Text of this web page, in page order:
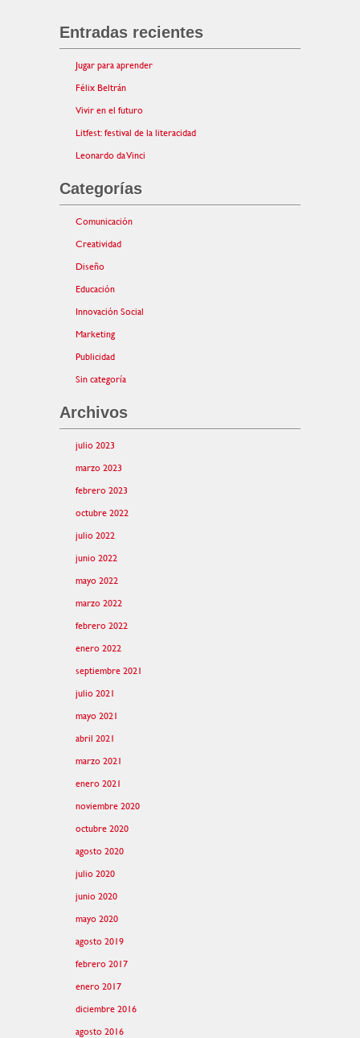
Entradas recientes
Jugar para aprender
Félix Beltrán
Vivir en el futuro
Litfest: festival de la literacidad
Leonardo da Vinci
Categorías
Comunicación
Creatividad
Diseño
Educación
Innovación Social
Marketing
Publicidad
Sin categoría
Archivos
julio 2023
marzo 2023
febrero 2023
octubre 2022
julio 2022
junio 2022
mayo 2022
marzo 2022
febrero 2022
enero 2022
septiembre 2021
julio 2021
mayo 2021
abril 2021
marzo 2021
enero 2021
noviembre 2020
octubre 2020
agosto 2020
julio 2020
junio 2020
mayo 2020
agosto 2019
febrero 2017
enero 2017
diciembre 2016
agosto 2016